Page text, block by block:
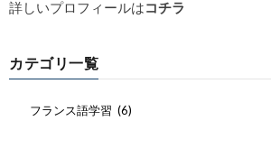
詳しいプロフィールはコチラ
カテゴリ一覧